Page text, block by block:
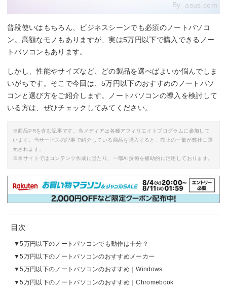
By: asus.com
普段使いはもちろん、ビジネスシーンでも必須のノートパソコ
ン。高額なモノもありますが、実は5万円以下で購入できるノー
トパソコンもあります。
しかし、性能やサイズなど、どの製品を選べばよいか悩んでしま
いがちです。そこで今回は、5万円以下のおすすめのノートパソ
コンと選び方をご紹介します。ノートパソコンの導入を検討して
いる方は、ぜひチェックしてみてください。
※商品PRを含む記事です。当メディアは各種アフィリエイトプログラムに参加して
います。当サービスの記事で紹介している商品を購入すると、売上の一部が弊社に還
元されます。
※本サイトではコンテンツ作成に当たり、一部AI技術を補助的に活用しております。
目次
5万円以下のノートパソコンでも動作は十分？
5万円以下のノートパソコンのおすすめメーカー
5万円以下のノートパソコンのおすすめ｜Windows
5万円以下のノートパソコンのおすすめ｜Chromebook